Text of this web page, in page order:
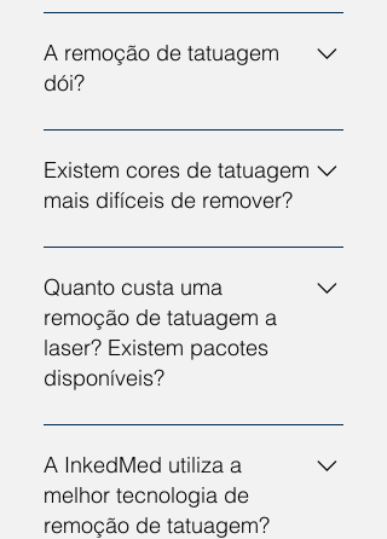
A remoção de uma tatuagem a
laser na InkedMed é um
procedimento seguro. Se seguir
Remoção de Tatuagens, não irá
ficar cicatrizes ou alterações na
pele.
A remoção de tatuagem
dói?
É normal existir algum
desconforto, mas oferecemos
anestesia minimizar a sensação.
Existem cores de tatuagem
mais difíceis de remover?
Cores mais escuras são
geralmente mais fáceis e rápidas
de remover, enquanto cores claras
podem necessitar de mais
sessões.
Quanto custa uma
remoção de tatuagem a
laser? Existem pacotes
disponíveis?
Os preços variam consoante o
tamanho da tatuagem. E sim,
existem pacotes disponíveis!
Consulte os nossos preços aqui.
A InkedMed utiliza a
melhor tecnologia de
remoção de tatuagem?